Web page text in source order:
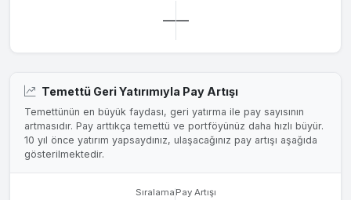
——
Temettü Geri Yatırımıyla Pay Artışı
Temettünün en büyük faydası, geri yatırma ile pay sayısının
artmasıdır. Pay arttıkça temettü ve portföyünüz daha hızlı büyür.
10 yıl önce yatırım yapsaydınız, ulaşacağınız pay artışı aşağıda
gösterilmektedir.
Sıralama Pay Artışı